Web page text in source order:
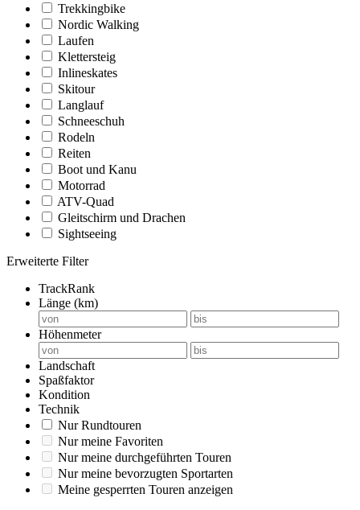
Trekkingbike
Nordic Walking
Laufen
Klettersteig
Inlineskates
Skitour
Langlauf
Schneeschuh
Rodeln
Reiten
Boot und Kanu
Motorrad
ATV-Quad
Gleitschirm und Drachen
Sightseeing
Erweiterte Filter
TrackRank
Länge (km)
Höhenmeter
Landschaft
Spaßfaktor
Kondition
Technik
Nur Rundtouren
Nur meine Favoriten
Nur meine durchgeführten Touren
Nur meine bevorzugten Sportarten
Meine gesperrten Touren anzeigen